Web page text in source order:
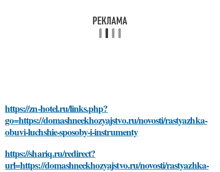
https://zn-hotel.ru/links.php?
go=https://domashneekhozyajstvo.ru/novosti/rastyazhka-
obuvi-luchshie-sposoby-i-instrumenty
https://shariq.ru/redirect?
url=https://domashneekhozyajstvo.ru/novosti/rastyazhka-